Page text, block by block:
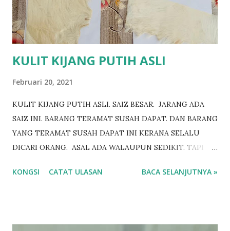
KULIT KIJANG PUTIH ASLI
Februari 20, 2021
KULIT KIJANG PUTIH ASLI. SAIZ BESAR. JARANG ADA
SAIZ INI. BARANG TERAMAT SUSAH DAPAT. DAN BARANG
YANG TERAMAT SUSAH DAPAT INI KERANA SELALU
DICARI ORANG. ASAL ADA WALAUPUN SEDIKIT. TAPI
ASBAB KHASIAT KIJANG PUTIH INI ADALAH SEBAGAI
KONGSI CATAT ULASAN BACA SELANJUTNYA »